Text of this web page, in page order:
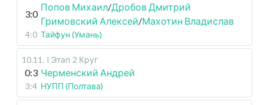
3:0
Попов Михаил/Дробов Дмитрий
Гримовский Алексей/Махотин Владислав
4:0 Тайфун (Умань)
10.11 . I Этап 2 Круг
0:3 Черменский Андрей
3:4 НУПП (Полтава)